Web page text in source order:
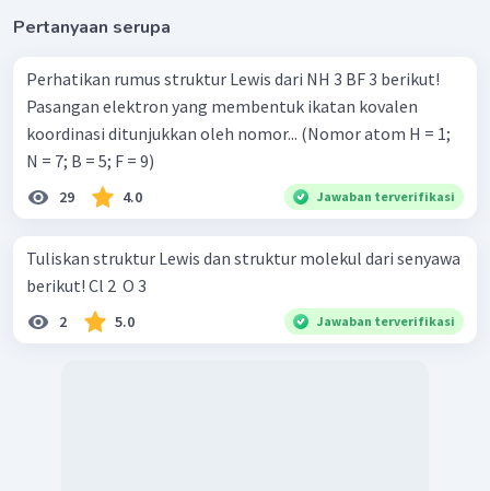
Pertanyaan serupa
Perhatikan rumus struktur Lewis dari NH 3 BF 3 berikut!
Pasangan elektron yang membentuk ikatan kovalen
koordinasi ditunjukkan oleh nomor... (Nomor atom H = 1;
N = 7; B = 5; F = 9)
29 4.0 Jawaban terverifikasi
Tuliskan struktur Lewis dan struktur molekul dari senyawa
berikut! Cl 2 ​ O 3 ​
2 5.0 Jawaban terverifikasi